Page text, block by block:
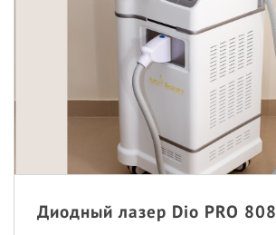
Диодный лазер Dio PRO 808